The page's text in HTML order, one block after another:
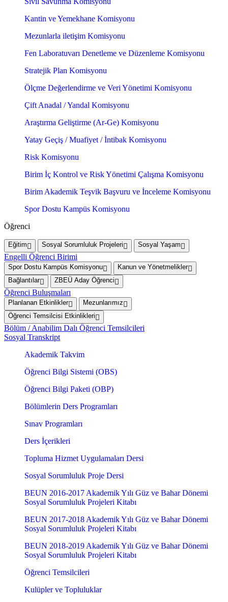
Kantin ve Yemekhane Komisyonu
Mezunlarla iletişim Komisyonu
Fen Laboratuvarı Denetleme ve Düzenleme Komisyonu
Stratejik Plan Komisyonu
Ölçme Değerlendirme ve Veri Yönetimi Komisyonu
Çift Anadal / Yandal Komisyonu
Araştırma Geliştirme (Ar-Ge) Komisyonu
Yatay Geçiş / Muafiyet / İntibak Komisyonu
Risk Komisyonu
Birim İç Kontrol ve Risk Yönetimi Çalışma Komisyonu
Birim Akademik Teşvik Başvuru ve İnceleme Komisyonu
Spor Dostu Kampüs Komisyonu
Öğrenci
Eğitim Sosyal Sorumluluk Projeleri Sosyal Yaşam
Engelli Öğrenci Birimi
Spor Dostu Kampüs Komisyonu
Kanun ve Yönetmelikler
Bağlantılar
ZBEÜ Aday Öğrenci
Öğrenci Buluşmaları
Planlanan Etkinlikler
Mezunlarımız
Öğrenci Temsilcisi Etkinlikleri
Bölüm / Anabilim Dalı Öğrenci Temsilcileri
Sosyal Transkript
Akademik Takvim
Öğrenci Bilgi Sistemi (OBS)
Öğrenci Bilgi Paketi (OBP)
Bölümlerin Ders Programları
Sınav Programları
Ders İçerikleri
Topluma Hizmet Uygulamaları Dersi
Sosyal Sorumluluk Proje Dersi
BEUN 2016-2017 Akademik Yılı Güz ve Bahar Dönemi
Sosyal Sorumluluk Projeleri Kitabı
BEUN 2017-2018 Akademik Yılı Güz ve Bahar Dönemi
Sosyal Sorumluluk Projeleri Kitabı
BEUN 2018-2019 Akademik Yılı Güz ve Bahar Dönemi
Sosyal Sorumluluk Projeleri Kitabı
Öğrenci Temsilcileri
Kulüpler ve Topluluklar